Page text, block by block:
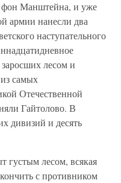
Манштейна, и уже
армии нанесли два
наступательного
лесом и
самых
Отечественной
Гайтолово. В
дивизий и десять
густым лесом, всякая
с противником